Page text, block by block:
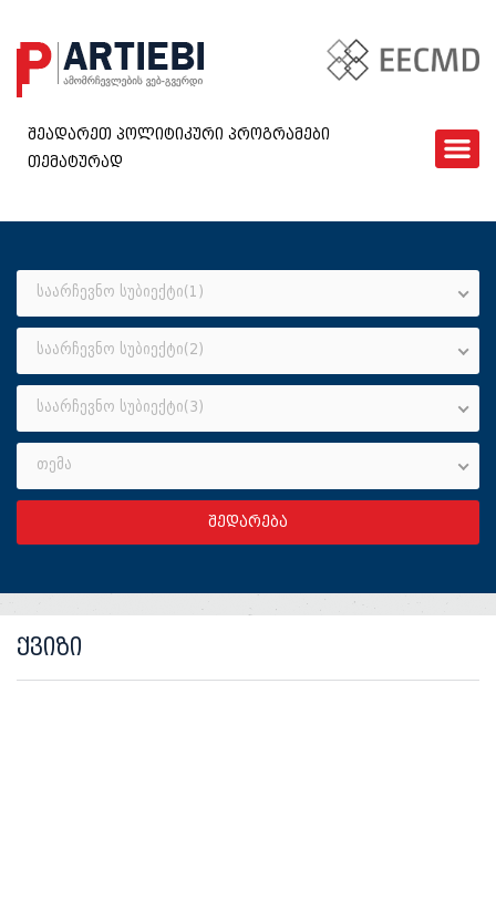
EECMD
ᲙᲘᲗᲮᲕᲐᲠᲘ
ᲮᲨᲘᲠᲐᲓ ᲓᲐᲡᲛᲣᲚᲘ ᲙᲘᲗᲮᲕᲔᲑᲘ
ᲓᲐᲒᲕᲘᲙᲐᲕᲨᲘᲠᲓᲘᲗ
GEO
შეადარეთ პოლიტიკური პროგრამები
თემატურად
საარჩევნო სუბიექტი(1)
საარჩევნო სუბიექტი(2)
საარჩევნო სუბიექტი(3)
თემა
ქვიზი